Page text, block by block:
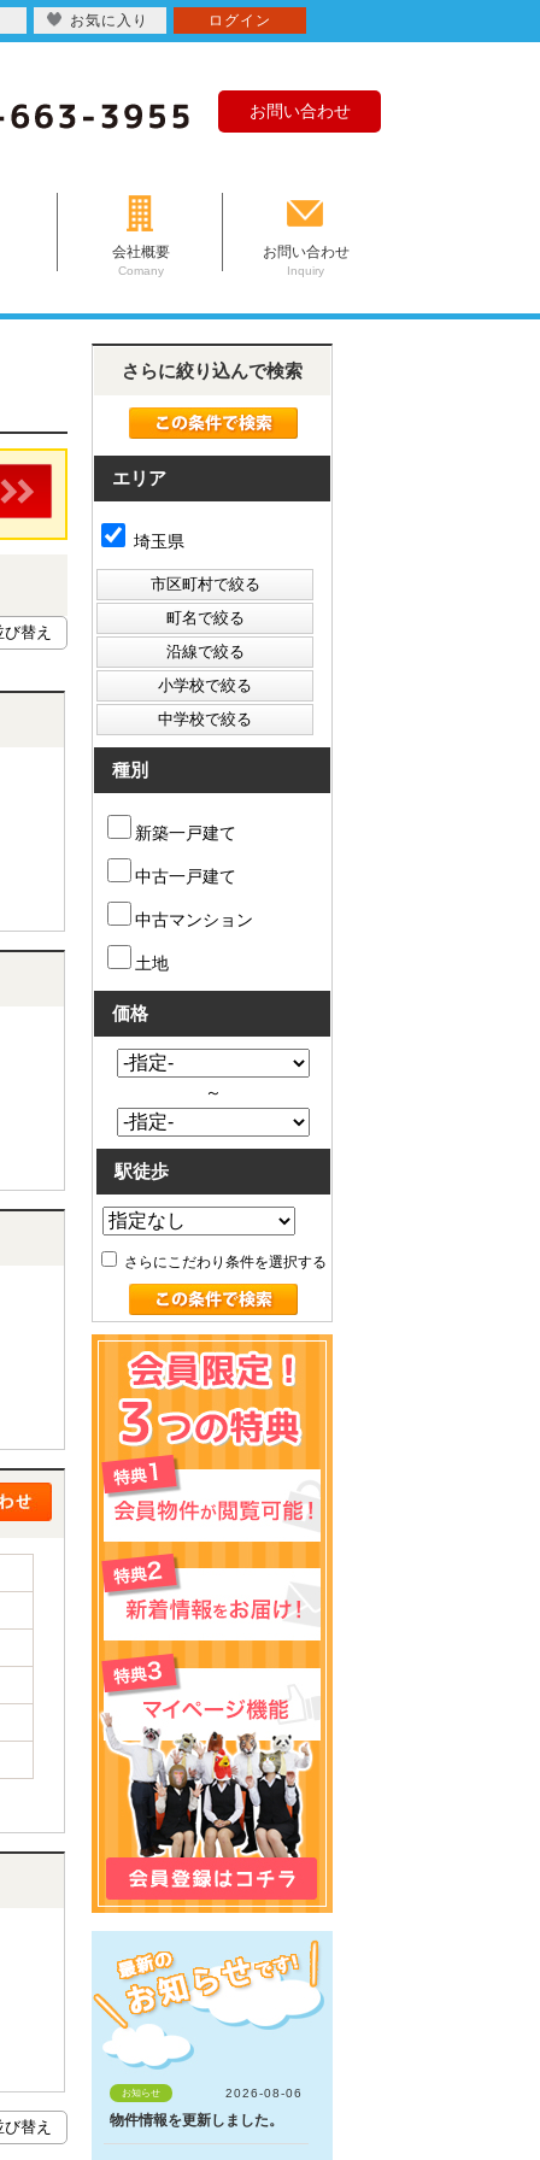
お問い合わせ
会社概要
Comany
お問い合わせ
Inquiry
さらに絞り込んで検索
エリア
埼玉県
種別
新築一戸建て
中古一戸建て
中古マンション
土地
価格
～
駅徒歩
さらにこだわり条件を選択する
お気に入り ログイン